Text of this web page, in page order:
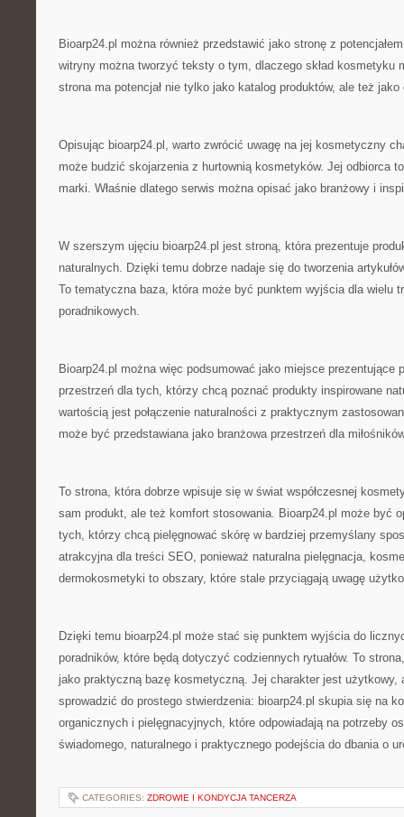
Bioarp24.pl można również przedstawić jako stronę z
witryny można tworzyć teksty o tym, dlaczego skład kosmetyku
strona ma potencjał nie tylko jako katalog produktów, ale też
Opisując bioarp24.pl, warto zwrócić uwagę na jej kosmetyczny
może budzić skojarzenia z hurtownią kosmetyków. Jej odbiorca
marki. Właśnie dlatego serwis można opisać jako branżowy i
W szerszym ujęciu bioarp24.pl jest stroną, która prezentuje
naturalnych. Dzięki temu dobrze nadaje się do tworzenia
To tematyczna baza, która może być punktem wyjścia dla wielu
poradnikowych.
Bioarp24.pl można więc podsumować jako miejsce prezentujące
przestrzeń dla tych, którzy chcą poznać produkty inspirowane
wartością jest połączenie naturalności z praktycznym
może być przedstawiana jako branżowa przestrzeń dla
To strona, która dobrze wpisuje się w świat współczesnej
sam produkt, ale też komfort stosowania. Bioarp24.pl może być
tych, którzy chcą pielęgnować skórę w bardziej przemyślany
atrakcyjna dla treści SEO, ponieważ naturalna pielęgnacja,
dermokosmetyki to obszary, które stale przyciągają uwagę
Dzięki temu bioarp24.pl może stać się punktem wyjścia do
poradników, które będą dotyczyć codziennych rytuałów. To
jako praktyczną bazę kosmetyczną. Jej charakter jest użytkowy,
sprowadzić do prostego stwierdzenia: bioarp24.pl skupia się na
organicznych i pielęgnacyjnych, które odpowiadają na potrzeby
świadomego, naturalnego i praktycznego podejścia do dbania o
CATEGORIES: ZDROWIE I KONDYCJA TANCERZA